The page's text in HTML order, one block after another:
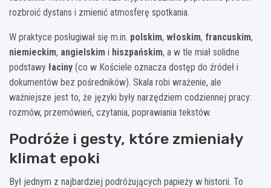
rozbroić dystans i zmienić atmosferę spotkania.
W praktyce posługiwał się m.in. polskim, włoskim, francuskim,
niemieckim, angielskim i hiszpańskim, a w tle miał solidne
podstawy łaciny (co w Kościele oznacza dostęp do źródeł i
dokumentów bez pośredników). Skala robi wrażenie, ale
ważniejsze jest to, że języki były narzędziem codziennej pracy:
rozmów, przemówień, czytania, poprawiania tekstów.
Podróże i gesty, które zmieniały
klimat epoki
Był jednym z najbardziej podróżujących papieży w historii. To